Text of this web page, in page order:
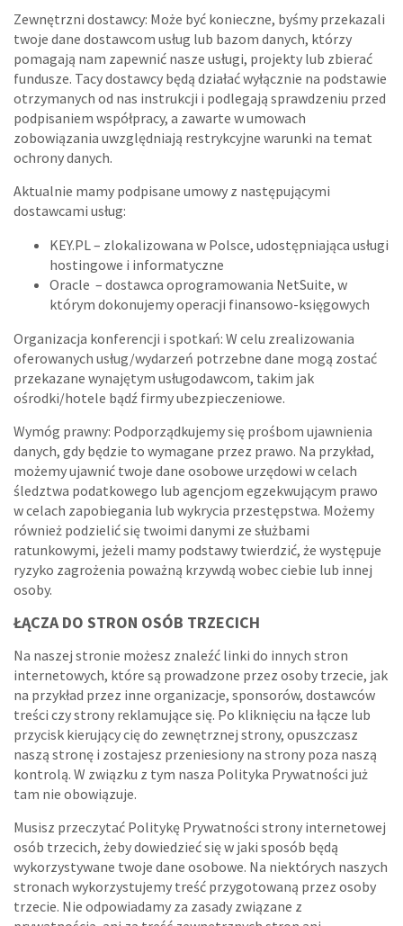
Zewnętrzni dostawcy: Może być konieczne, byśmy przekazali
twoje dane dostawcom usług lub bazom danych, którzy
pomagają nam zapewnić nasze usługi, projekty lub zbierać
fundusze. Tacy dostawcy będą działać wyłącznie na podstawie
otrzymanych od nas instrukcji i podlegają sprawdzeniu przed
podpisaniem współpracy, a zawarte w umowach
zobowiązania uwzględniają restrykcyjne warunki na temat
ochrony danych.
Aktualnie mamy podpisane umowy z następującymi
dostawcami usług:
KEY.PL – zlokalizowana w Polsce, udostępniająca usługi
hostingowe i informatyczne
Oracle – dostawca oprogramowania NetSuite, w
którym dokonujemy operacji finansowo-księgowych
Organizacja konferencji i spotkań: W celu zrealizowania
oferowanych usług/wydarzeń potrzebne dane mogą zostać
przekazane wynajętym usługodawcom, takim jak
ośrodki/hotele bądź firmy ubezpieczeniowe.
Wymóg prawny: Podporządkujemy się prośbom ujawnienia
danych, gdy będzie to wymagane przez prawo. Na przykład,
możemy ujawnić twoje dane osobowe urzędowi w celach
śledztwa podatkowego lub agencjom egzekwującym prawo
w celach zapobiegania lub wykrycia przestępstwa. Możemy
również podzielić się twoimi danymi ze służbami
ratunkowymi, jeżeli mamy podstawy twierdzić, że występuje
ryzyko zagrożenia poważną krzywdą wobec ciebie lub innej
osoby.
ŁĄCZA DO STRON OSÓB TRZECICH
Na naszej stronie możesz znaleźć linki do innych stron
internetowych, które są prowadzone przez osoby trzecie, jak
na przykład przez inne organizacje, sponsorów, dostawców
treści czy strony reklamujące się. Po kliknięciu na łącze lub
przycisk kierujący cię do zewnętrznej strony, opuszczasz
naszą stronę i zostajesz przeniesiony na strony poza naszą
kontrolą. W związku z tym nasza Polityka Prywatności już
tam nie obowiązuje.
Musisz przeczytać Politykę Prywatności strony internetowej
osób trzecich, żeby dowiedzieć się w jaki sposób będą
wykorzystywane twoje dane osobowe. Na niektórych naszych
stronach wykorzystujemy treść przygotowaną przez osoby
trzecie. Nie odpowiadamy za zasady związane z